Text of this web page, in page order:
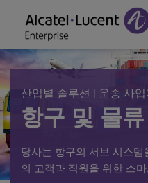
산업별 솔루션 | 운송 사
항구 및 물
당사는 항구의 서브 시스
의 고객과 직원을 위한 스